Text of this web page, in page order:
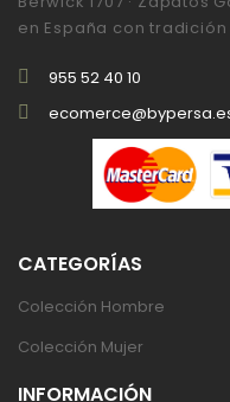
en España con
955 52 40 10
CATEGORÍAS
Colección Hombre
Colección Mujer
INFORMACIÓN